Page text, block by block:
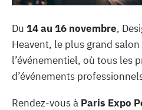
Du 14 au 16 novembre,
Heavent, le plus grand
l’événementiel, où tous les
d’événements
Rendez-vous à Paris Expo